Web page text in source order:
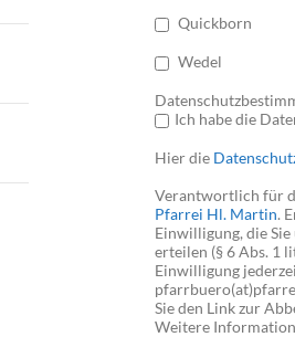
Quickborn
Wedel
Ich habe die
Hier die
Verantwortlich für
Pfarrei Hl. Martin.
Einwilligung, die
erteilen (§ 6 Abs. 1
Einwilligung
Sie den Link zur
Weitere